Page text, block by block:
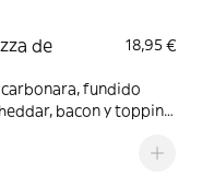
de
18,95 €
carbonara, fundido
bacon y topping